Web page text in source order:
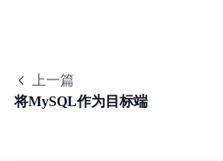
上一篇
将MySQL作为目标端